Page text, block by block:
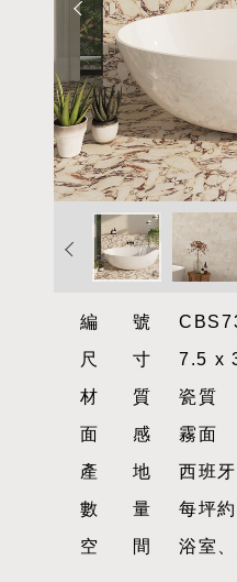
編號
尺寸7.5 x
材質瓷質
面感霧面
產地西班牙
數量每坪
空間浴室